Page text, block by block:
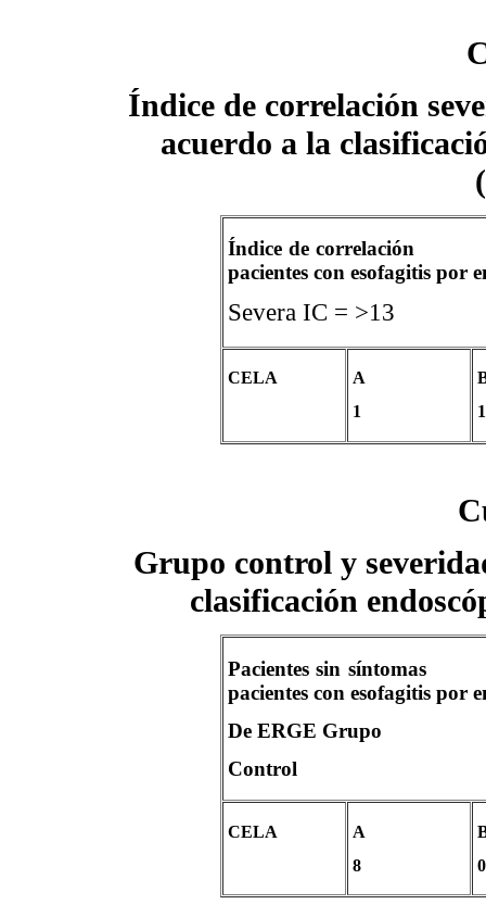
Índice de correlación
acuerdo a la
Índice de
pacientes con esofagitis por
Severa
CELA
A
1
1
Grupo control y
clasificación
Pacientes sin
pacientes con esofagitis por
De ERGE Grupo
Control
CELA
A
8
0